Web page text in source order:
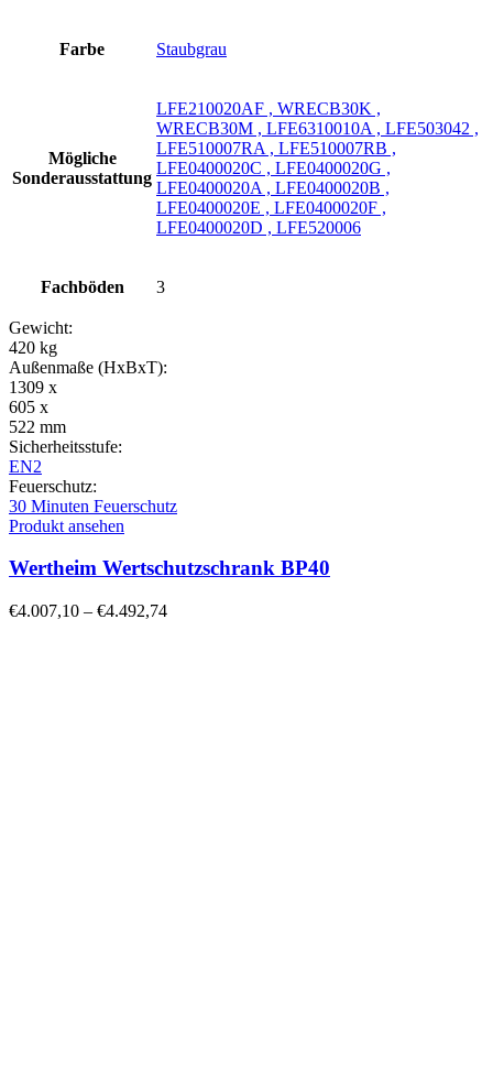
Farbe Staubgrau
Mögliche
Sonderausstattung
LFE210020AF , WRECB30K ,
WRECB30M , LFE6310010A , LFE503042 ,
LFE510007RA , LFE510007RB ,
LFE0400020C , LFE0400020G ,
LFE0400020A , LFE0400020B ,
LFE0400020E , LFE0400020F ,
LFE0400020D , LFE520006
Fachböden 3
Gewicht:
420 kg
Außenmaße (HxBxT):
1309 x
605 x
522 mm
Sicherheitsstufe:
EN2
Feuerschutz:
30 Minuten Feuerschutz
Produkt ansehen
Wertheim Wertschutzschrank BP40
€4.007,10 – €4.492,74